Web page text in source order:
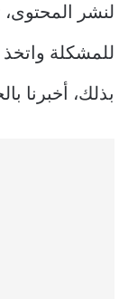
لنشر
للمشكلة واتخذ
بذلك، أخبرنا